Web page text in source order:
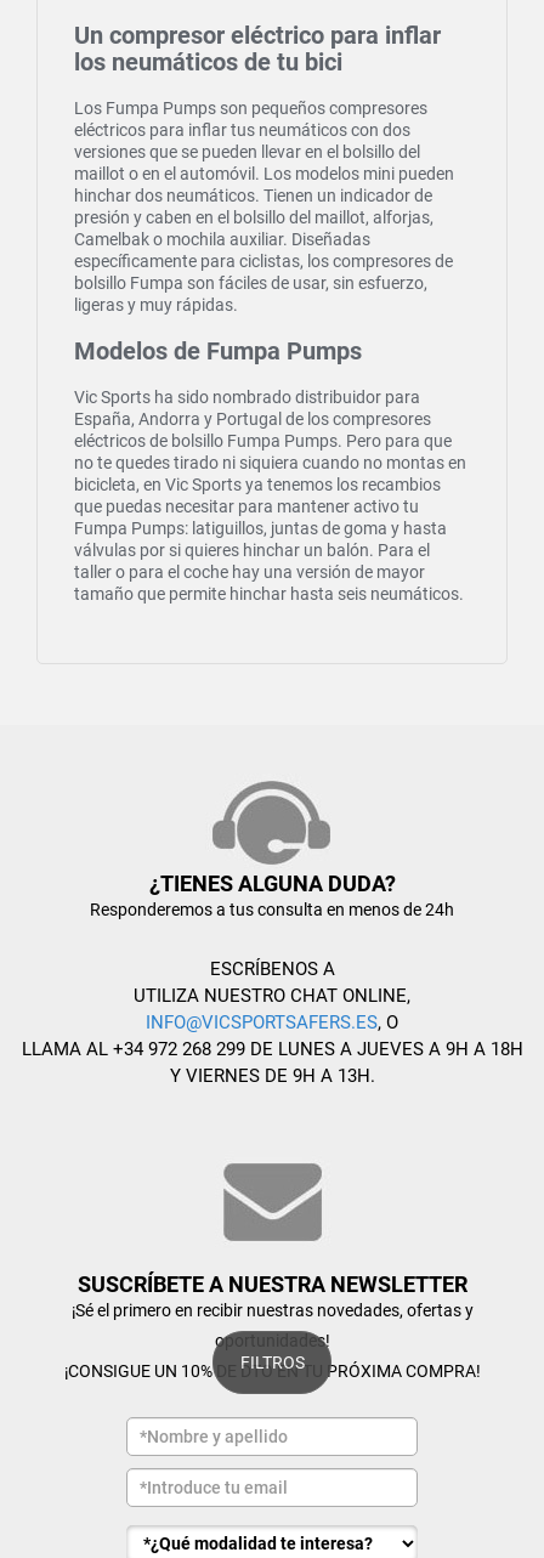
FILTROS
Un compresor eléctrico para inflar
los neumáticos de tu bici
Los Fumpa Pumps son pequeños compresores
eléctricos para inflar tus neumáticos con dos
versiones que se pueden llevar en el bolsillo del
maillot o en el automóvil. Los modelos mini pueden
hinchar dos neumáticos. Tienen un indicador de
presión y caben en el bolsillo del maillot, alforjas,
Camelbak o mochila auxiliar. Diseñadas
específicamente para ciclistas, los compresores de
bolsillo Fumpa son fáciles de usar, sin esfuerzo,
ligeras y muy rápidas.
Modelos de Fumpa Pumps
Vic Sports ha sido nombrado distribuidor para
España, Andorra y Portugal de los compresores
eléctricos de bolsillo Fumpa Pumps. Pero para que
no te quedes tirado ni siquiera cuando no montas en
bicicleta, en Vic Sports ya tenemos los recambios
que puedas necesitar para mantener activo tu
Fumpa Pumps: latiguillos, juntas de goma y hasta
válvulas por si quieres hinchar un balón. Para el
taller o para el coche hay una versión de mayor
tamaño que permite hinchar hasta seis neumáticos.
¿TIENES ALGUNA DUDA?
Responderemos a tus consulta en menos de 24h
ESCRÍBENOS A
UTILIZA NUESTRO CHAT ONLINE,
INFO@VICSPORTSAFERS.ES, O
LLAMA AL +34 972 268 299 DE LUNES A JUEVES A 9H A 18H
Y VIERNES DE 9H A 13H.
SUSCRÍBETE A NUESTRA NEWSLETTER
¡Sé el primero en recibir nuestras novedades, ofertas y
oportunidades!
¡CONSIGUE UN 10% DE DTO EN TU PRÓXIMA COMPRA!